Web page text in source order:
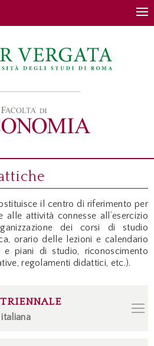
il centro di riferimento per
alle attività connesse all’esercizio
dei corsi di studio
orario delle lezioni e calendario
piani di studio, riconoscimento
regolamenti didattici, etc.).